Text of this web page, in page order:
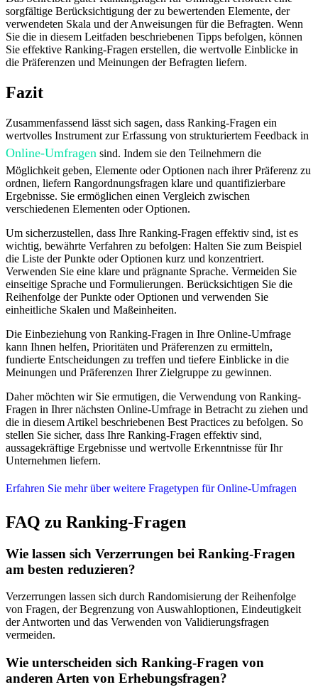
sorgfältige Berücksichtigung der zu bewertenden Elemente, der
verwendeten Skala und der Anweisungen für die Befragten. Wenn
Sie die in diesem Leitfaden beschriebenen Tipps befolgen, können
Sie effektive Ranking-Fragen erstellen, die wertvolle Einblicke in
die Präferenzen und Meinungen der Befragten liefern.
Fazit
Zusammenfassend lässt sich sagen, dass Ranking-Fragen ein
wertvolles Instrument zur Erfassung von strukturiertem Feedback in
Online-Umfragen sind. Indem sie den Teilnehmern die
Möglichkeit geben, Elemente oder Optionen nach ihrer Präferenz zu
ordnen, liefern Rangordnungsfragen klare und quantifizierbare
Ergebnisse. Sie ermöglichen einen Vergleich zwischen
verschiedenen Elementen oder Optionen.
Um sicherzustellen, dass Ihre Ranking-Fragen effektiv sind, ist es
wichtig, bewährte Verfahren zu befolgen: Halten Sie zum Beispiel
die Liste der Punkte oder Optionen kurz und konzentriert.
Verwenden Sie eine klare und prägnante Sprache. Vermeiden Sie
einseitige Sprache und Formulierungen. Berücksichtigen Sie die
Reihenfolge der Punkte oder Optionen und verwenden Sie
einheitliche Skalen und Maßeinheiten.
Die Einbeziehung von Ranking-Fragen in Ihre Online-Umfrage
kann Ihnen helfen, Prioritäten und Präferenzen zu ermitteln,
fundierte Entscheidungen zu treffen und tiefere Einblicke in die
Meinungen und Präferenzen Ihrer Zielgruppe zu gewinnen.
Daher möchten wir Sie ermutigen, die Verwendung von Ranking-
Fragen in Ihrer nächsten Online-Umfrage in Betracht zu ziehen und
die in diesem Artikel beschriebenen Best Practices zu befolgen. So
stellen Sie sicher, dass Ihre Ranking-Fragen effektiv sind,
aussagekräftige Ergebnisse und wertvolle Erkenntnisse für Ihr
Unternehmen liefern.
Erfahren Sie mehr über weitere Fragetypen für Online-Umfragen
FAQ zu Ranking-Fragen
Wie lassen sich Verzerrungen bei Ranking-Fragen
am besten reduzieren?
Verzerrungen lassen sich durch Randomisierung der Reihenfolge
von Fragen, der Begrenzung von Auswahloptionen, Eindeutigkeit
der Antworten und das Verwenden von Validierungsfragen
vermeiden.
Wie unterscheiden sich Ranking-Fragen von
anderen Arten von Erhebungsfragen?